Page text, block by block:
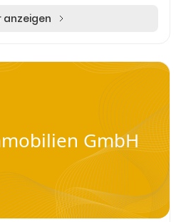
anzeigen
GmbH